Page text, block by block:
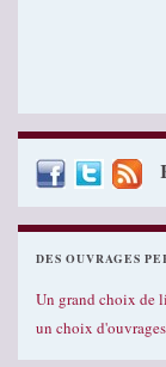
DES OUVRAGES
Un grand choix de
un choix